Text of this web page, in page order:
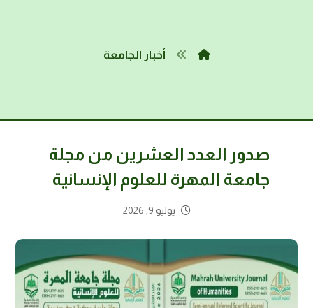
أخبار الجامعة
صدور العدد العشرين من مجلة
جامعة المهرة للعلوم الإنسانية
يوليو 9, 2026